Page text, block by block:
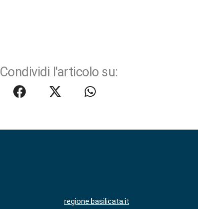
Condividi l'articolo su:
regione.basilicata.it